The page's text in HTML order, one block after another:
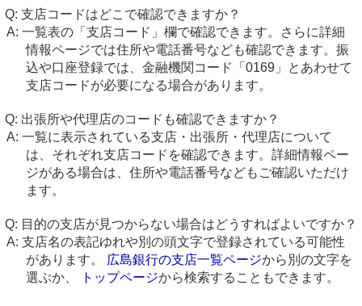
支店コードはどこで確認できますか？
一覧表の「支店コード」欄で確認できます。さらに詳細
情報ページでは住所や電話番号なども確認できます。振
込や口座登録では、金融機関コード「0169」とあわせて
支店コードが必要になる場合があります。
出張所や代理店のコードも確認できますか？
一覧に表示されている支店・出張所・代理店について
は、それぞれ支店コードを確認できます。詳細情報ペー
ジがある場合は、住所や電話番号などもご確認いただけ
ます。
目的の支店が見つからない場合はどうすればよいですか？
支店名の表記ゆれや別の頭文字で登録されている可能性
があります。
広島銀行の支店一覧ページから別の文字を
選ぶか、
トップページから検索することもできます。